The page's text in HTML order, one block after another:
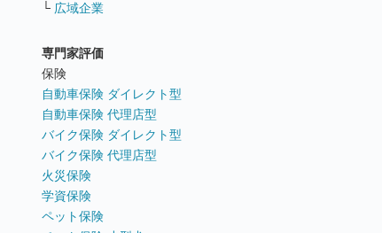
└ 広域企業
専門家評価
保険
自動車保険 ダイレクト型
自動車保険 代理店型
バイク保険 ダイレクト型
バイク保険 代理店型
火災保険
学資保険
ペット保険